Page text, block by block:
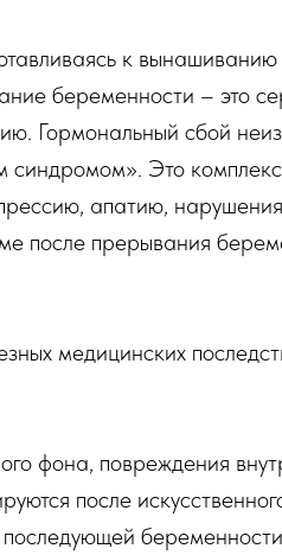
к
беременности – это
Гормональный сбой
синдромом». Это комплекс
апатию,
после прерывания
медицинских
фона, повреждения
после
беременности